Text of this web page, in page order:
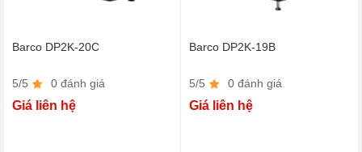
Barco DP2K-20C
5/5 0 đánh giá
Giá liên hệ
Barco DP2K-19B
5/5 0 đánh giá
Giá liên hệ